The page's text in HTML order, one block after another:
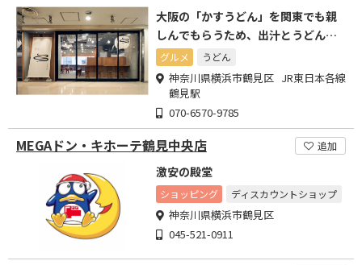
大阪の「かすうどん」を関東でも親
しんでもらうため、出汁とうどんに
は徹底的にこだわりました。
グルメ うどん
神奈川県横浜市鶴見区 JR東日本各線
鶴見駅
070-6570-9785
MEGAドン・キホーテ鶴見中央店 追加
激安の殿堂
ショッピング ディスカウントショップ
神奈川県横浜市鶴見区
045-521-0911